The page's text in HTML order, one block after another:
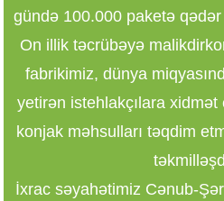
gündə 100.000 paketə
On illik təcrübəyə malikdir
fabrikimiz, dünya
yetirən istehlakçılara
konjak məhsulları təqdim
İxrac səyahətimiz Cənub-